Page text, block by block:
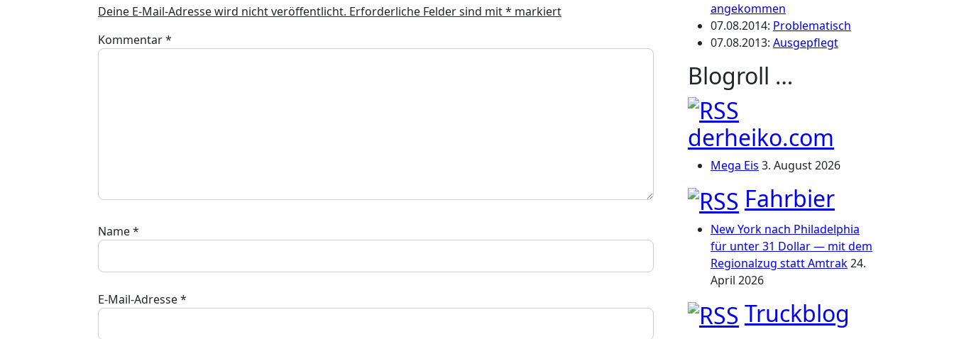
Deine E-Mail-Adresse wird nicht veröffentlicht. Erforderliche Felder sind mit* markiert
Kommentar*
Name*
E-Mail-Adresse*
angekommen
07.08.2014: Problematisch
07.08.2013: Ausgepflegt
Blogroll …
derheiko.com
Mega Eis 3. August 2026
Fahrbier
New York nach Philadelphia
für unter 31 Dollar — mit dem
Regionalzug statt Amtrak24.
April 2026
Truckblog